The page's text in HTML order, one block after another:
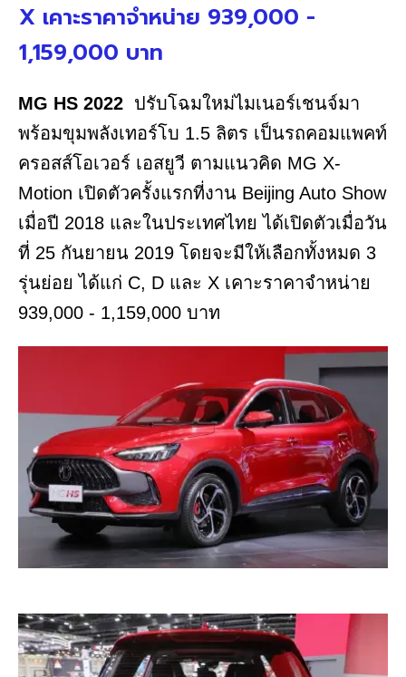
X เคาะราคาจำหน่าย 939,000 -
1,159,000 บาท
MG HS 2022 ปรับโฉมใหม่ไมเนอร์เชนจ์มา
พร้อมขุมพลังเทอร์โบ 1.5 ลิตร เป็นรถคอมแพคท์
ครอสส์โอเวอร์ เอสยูวี ตามแนวคิด MG X-
Motion เปิดตัวครั้งแรกที่งาน Beijing Auto Show
เมื่อปี 2018 และในประเทศไทย ได้เปิดตัวเมื่อวัน
ที่ 25 กันยายน 2019 โดยจะมีให้เลือกทั้งหมด 3
รุ่นย่อย ได้แก่ C, D และ X เคาะราคาจำหน่าย
939,000 - 1,159,000 บาท